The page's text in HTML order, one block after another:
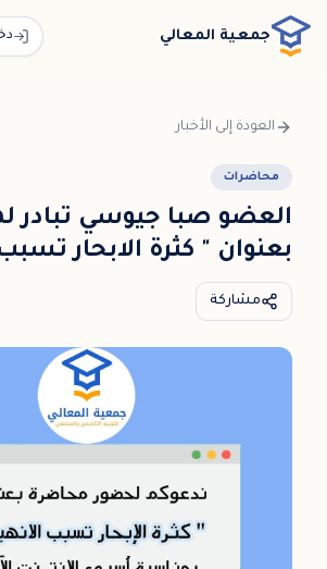
تخطي إلى المحتوى الرئيسي / דלג לתוכן הראשי
جمعية المعالي
العودة إلى الأخبار
محاضرات
العضو صبا جيوسي تبادر
بعنوان " كثرة الابحار تسبب
مشاركة